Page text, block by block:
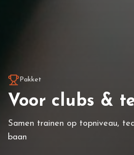
Pakket
Voor clubs &
Samen trainen op topniveau,
baan